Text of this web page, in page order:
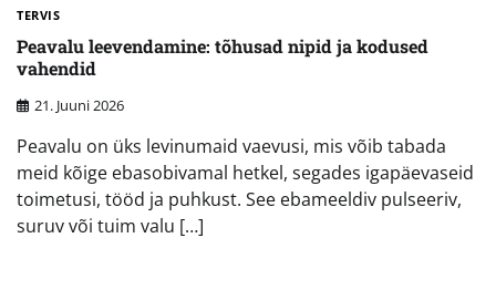
TERVIS
Peavalu leevendamine: tõhusad nipid ja kodused
vahendid
21. Juuni 2026
Peavalu on üks levinumaid vaevusi, mis võib tabada
meid kõige ebasobivamal hetkel, segades igapäevaseid
toimetusi, tööd ja puhkust. See ebameeldiv pulseeriv,
suruv või tuim valu […]